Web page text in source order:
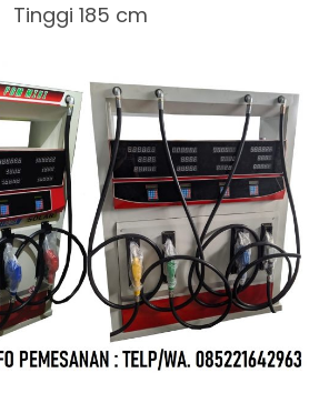
Tinggi 185 cm